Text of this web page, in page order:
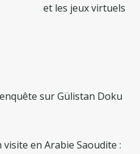
et les jeux virtuels
sur Gülistan Doku
en Arabie Saoudite :